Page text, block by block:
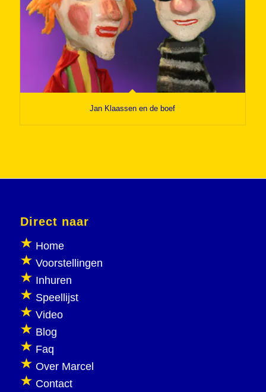
Jan Klaassen en de boef
Direct naar
Home
Voorstellingen
Inhuren
Speellijst
Video
Blog
Faq
Over Marcel
Contact